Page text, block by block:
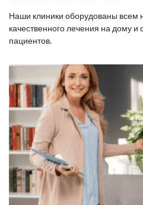
Наши клиники оборудованы всем
качественного лечения на дому
пациентов.